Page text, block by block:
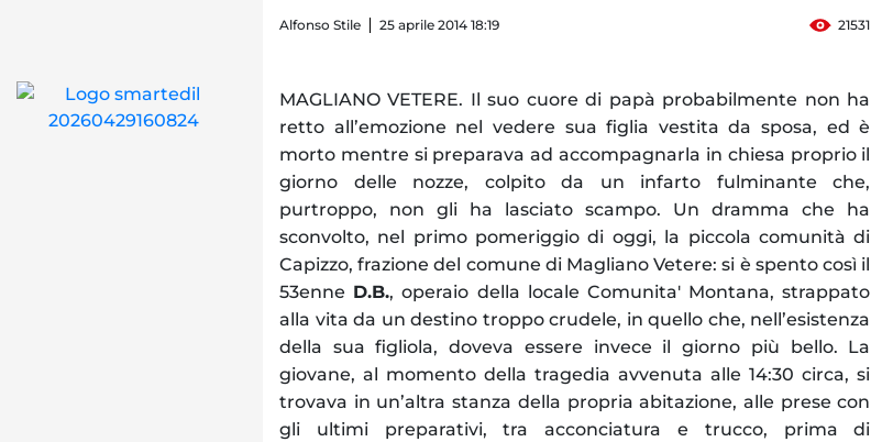
Alfonso Stile 25 aprile 2014 18:19 21531
MAGLIANO VETERE. Il suo cuore di papà probabilmente non ha
retto all’emozione nel vedere sua figlia vestita da sposa, ed è
morto mentre si preparava ad accompagnarla in chiesa proprio il
giorno delle nozze, colpito da un infarto fulminante che,
purtroppo, non gli ha lasciato scampo. Un dramma che ha
sconvolto, nel primo pomeriggio di oggi, la piccola comunità di
Capizzo, frazione del comune di Magliano Vetere: si è spento così il
53enne D.B., operaio della locale Comunita' Montana, strappato
alla vita da un destino troppo crudele, in quello che, nell’esistenza
della sua figliola, doveva essere invece il giorno più bello. La
giovane, al momento della tragedia avvenuta alle 14:30 circa, si
trovava in un’altra stanza della propria abitazione, alle prese con
gli ultimi preparativi, tra acconciatura e trucco, prima di